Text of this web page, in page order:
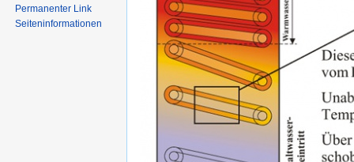
Permanenter Link
Seiten­informationen